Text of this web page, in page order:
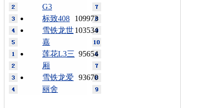
G3
109973
标致408
103534
雪铁龙世
嘉
95654
莲花L3三
厢
93670
雪铁龙爱
丽舍